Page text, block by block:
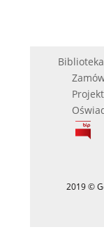
Biblioteka
2019 ©